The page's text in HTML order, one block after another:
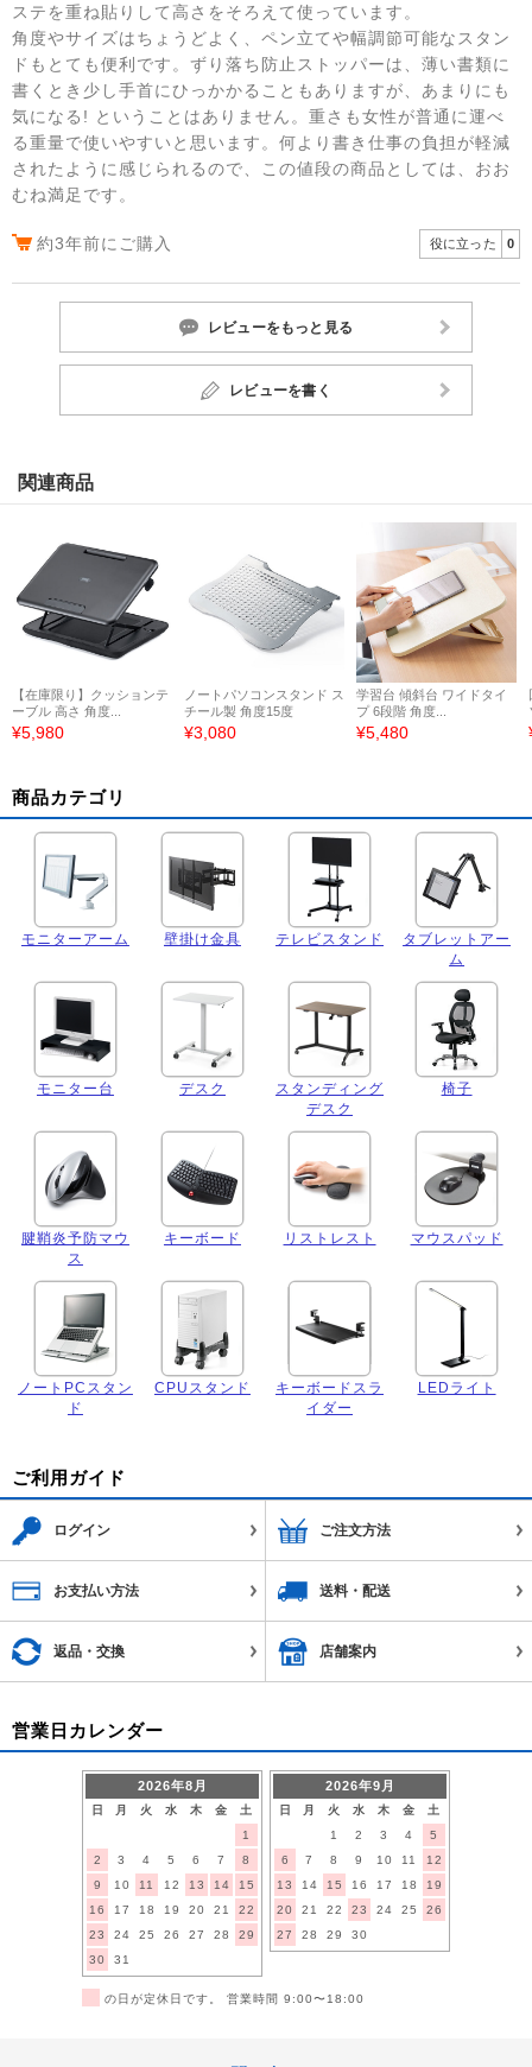
ステを重ね貼りして高さをそろえて使っています。
角度やサイズはちょうどよく、ペン立てや幅調節可能なスタン
ドもとても便利です。ずり落ち防止ストッパーは、薄い書類に
書くとき少し手首にひっかかることもありますが、あまりにも
気になる! ということはありません。重さも女性が普通に運べ
る重量で使いやすいと思います。何より書き仕事の負担が軽減
されたように感じられるので、この値段の商品としては、おお
むね満足です。
約3年前にご購入 役に立った 0
レビューをもっと見る
レビューを書く
関連商品
【在庫限り】クッションテ
ーブル 高さ 角度...
¥5,980
ノートパソコンスタンド ス
チール製 角度15度
¥3,080
学習台 傾斜台 ワイドタイ
プ 6段階 角度...
¥5,480
商品カテゴリ
モニターアーム 壁掛け金具 テレビスタンド
タブレットアー
ム
モニター台 デスク
スタンディング
デスク
椅子
腱鞘炎予防マウ
ス
キーボード リストレスト マウスパッド
ノートPCスタン
ド
CPUスタンド
キーボードスラ
イダー
LEDライト
ご利用ガイド
ログイン ご注文方法
お支払い方法 送料・配送
返品・交換 店舗案内
営業日カレンダー
2026年8月
日 月 火 水 木 金
土
1
2
3 4 5 6 7
8
9
10 11 12 13 14
15
16
17 18 19 20 21
22
23
24 25 26 27 28
29
30
31
2026年9月
日 月 火 水 木 金
土
1
2 3 4
5
6
7 8 9 10 11
12
13
14 15 16 17 18
19
20
21 22 23 24 25
26
27
28 29 30
の日が定休日です。 営業時間 9:00〜18:00